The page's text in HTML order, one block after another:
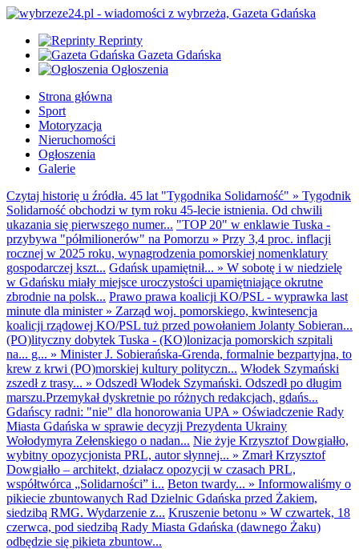
Reprinty
Gazeta Gdańska
Ogłoszenia
Strona główna
Sport
Motoryzacja
Nieruchomości
Ogłoszenia
Galerie
Czytaj historię u źródła. 45 lat "Tygodnika Solidarność" » Tygodnik
Solidarność obchodzi w tym roku 45-lecie istnienia. Od chwili
ukazania się pierwszego numer... "TOP 20" w enklawie Tuska -
przybywa "półmilionerów" na Pomorzu » Przy 3,4 proc. inflacji
rocznej w 2025 roku, wynagrodzenia pomorskiej nomenklatury
gospodarczej kszt... Gdańsk upamiętnił... » W sobotę i w niedzielę
w Gdańsku miały miejsce uroczystości upamiętniające okrutne
zbrodnie na polsk... Prawo prawa koalicji KO/PSL - wyprawka last
minute dla minister» Zarząd woj. pomorskiego, kwintesencja
koalicji rządowej KO/PSL tuż przed powołaniem Jolanty Sobieran...
(PO)lityczny dobytek Tuska - (KO)lonizacja pomorskich szpitali
na... g... » Minister J. Sobierańska-Grenda, formalnie bezpartyjna, to
krew z krwi (PO)morskiej kultury polityczn... Włodek Szymański
zszedł z trasy... » Odszedł Włodek Szymański. Odszedł po długim
marszu.Przemykał dyskretnie po różnych redakcjach, gdańs...
Gdańscy radni: "nie" dla honorowania UPA » Oświadczenie Rady
Miasta Gdańska w sprawie decyzji Prezydenta Ukrainy
Wołodymyra Zełenskiego o nadan... Nie żyje Krzysztof Dowgiałło,
wybitny opozycjonista PRL, autor słynnej... » Zmarł Krzysztof
Dowgiałło – architekt, działacz opozycji w czasach PRL,
współtwórca „Solidarności” i... Beton twardy... » Informowaliśmy o
pikiecie zbuntowanych Rad Dzielnic Gdańska przed Żakiem,
siedzibą RMG. Wydarzenie z... Kruszenie betonu » W czwartek, 18
czerwca, pod siedzibą Rady Miasta Gdańska (dawnego Żaku)
odbędzie się pikieta zbuntow...